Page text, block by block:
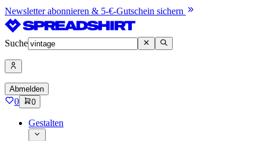
Newsletter abonnieren & 5-€-Gutschein sichern
Suche
Abmelden
0 0
Gestalten